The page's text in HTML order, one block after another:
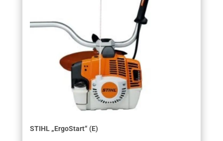
STIHL „ErgoStart“ (E)